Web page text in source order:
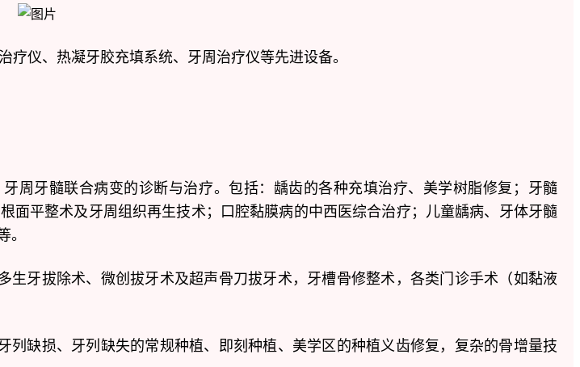
仪、热凝牙胶充填系统、牙周治疗仪等先进设备。
牙周牙髓联合病变的诊断与治疗。包括：龋齿的各种充填治疗、美学树脂修复；牙髓
面平整术及牙周组织再生技术；
口腔黏膜病的中西医综合治疗；儿童龋病、牙体牙髓
。
生牙拔除术、微创拔牙术及超声骨刀拔牙术，牙槽骨修整术，各类门诊手术（如黏液
列缺损、牙列缺失的常规种植、即刻种植、美学区的种植义齿修复，复杂的骨增量技